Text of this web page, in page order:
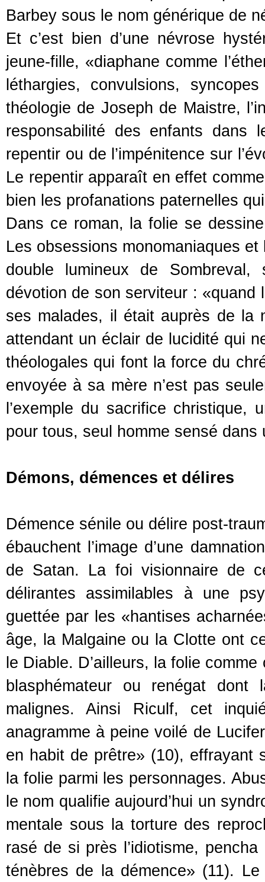
Barbey sous le nom générique de
Et c’est bien d’une névrose
jeune-fille, «diaphane comme
léthargies, convulsions,
théologie de Joseph de Maistre,
responsabilité des enfants dans
repentir ou de l’impénitence sur
Le repentir apparaît en effet
bien les profanations paternelles
Dans ce roman, la folie se
Les obsessions monomaniaques
double lumineux de Sombreval,
dévotion de son serviteur : «quand
ses malades, il était auprès de la
attendant un éclair de lucidité qui
théologales qui font la force du
envoyée à sa mère n’est pas
l’exemple du sacrifice christique,
pour tous, seul homme sensé dans
Démons, démences et délires
Démence sénile ou délire post-
ébauchent l’image d’une
de Satan. La foi visionnaire de
délirantes assimilables à une
guettée par les «hantises
âge, la Malgaine ou la Clotte ont
le Diable. D’ailleurs, la folie
blasphémateur ou renégat
malignes. Ainsi Riculf, cet
anagramme à peine voilé de
en habit de prêtre» (10), effrayant
la folie parmi les personnages.
le nom qualifie aujourd’hui un
mentale sous la torture des
rasé de si près l’idiotisme,
ténèbres de la démence» (11).